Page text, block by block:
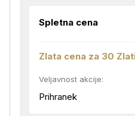
Spletna cena
Zlata cena za 30
Veljavnost akcije:
Prihranek